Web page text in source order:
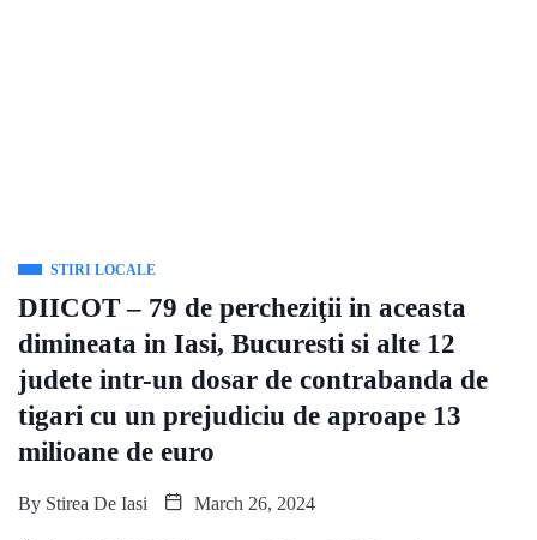
STIRI LOCALE
DIICOT – 79 de percheziţii in aceasta
dimineata in Iasi, Bucuresti si alte 12
judete intr-un dosar de contrabanda de
tigari cu un prejudiciu de aproape 13
milioane de euro
By Stirea De Iasi March 26, 2024